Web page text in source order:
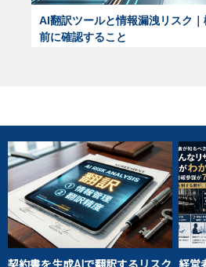
AI翻訳ツールと情報漏洩リスク
前に確認すること